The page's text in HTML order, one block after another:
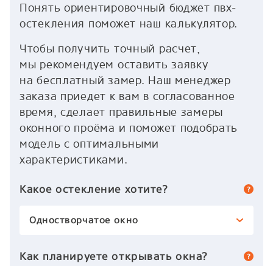
Понять ориентировочный бюджет пвх-
остекления поможет наш калькулятор.
Чтобы получить точный расчет,
мы рекомендуем оставить заявку
на бесплатный замер. Наш менеджер
заказа приедет к вам в согласованное
время, сделает правильные замеры
оконного проёма и поможет подобрать
модель с оптимальными
характеристиками.
Какое остекление хотите?
Одностворчатое окно
Как планируете открывать окна?